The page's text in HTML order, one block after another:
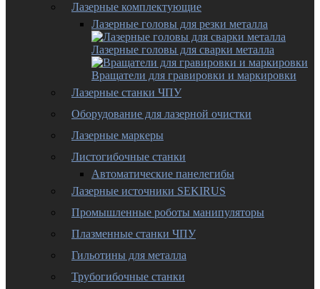
Лазерные комплектующие
Лазерные головы для резки металла
Лазерные головы для сварки металла
Вращатели для гравировки и маркировки
Лазерные станки ЧПУ
Оборудование для лазерной очистки
Лазерные маркеры
Листогибочные станки
Автоматические панелегибы
Лазерные источники SEKIRUS
Промышленные роботы манипуляторы
Плазменные станки ЧПУ
Гильотины для металла
Трубогибочные станки